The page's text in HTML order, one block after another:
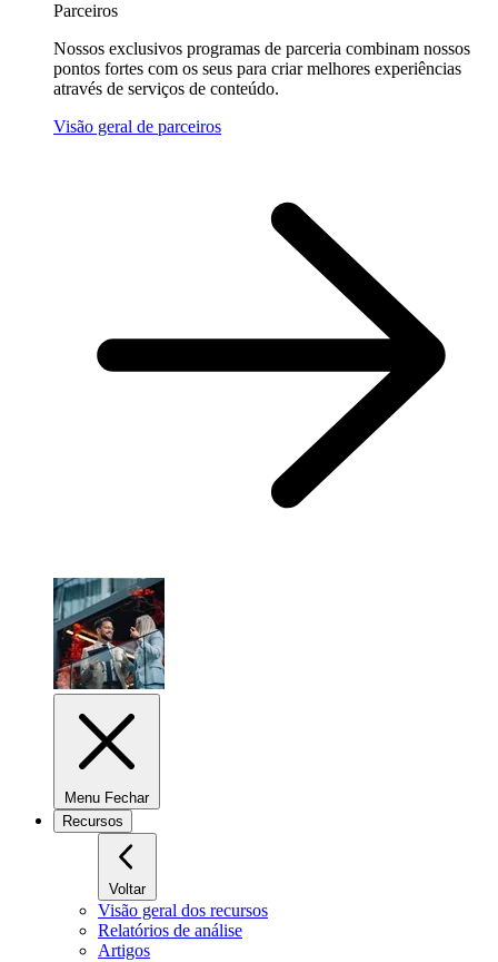
Parceiros
Nossos exclusivos programas de parceria combinam nossos
pontos fortes com os seus para criar melhores experiências
através de serviços de conteúdo.
Visão geral de parceiros
Menu Fechar
Recursos
Voltar
Visão geral dos recursos
Relatórios de análise
Artigos